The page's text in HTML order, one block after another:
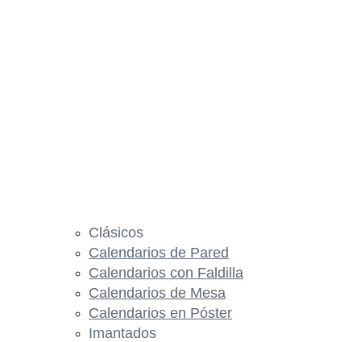
Clásicos
Calendarios de Pared
Calendarios con Faldilla
Calendarios de Mesa
Calendarios en Póster
Imantados